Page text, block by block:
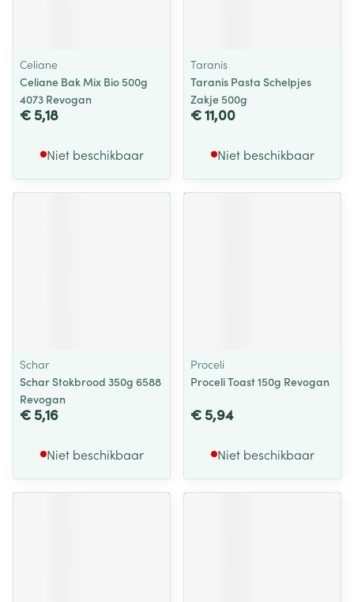
Celiane
Celiane Bak Mix Bio 500g
4073 Revogan
€ 5,18
Niet beschikbaar
Taranis
Taranis Pasta Schelpjes
Zakje 500g
€ 11,00
Niet beschikbaar
Schar
Schar Stokbrood 350g 6588
Revogan
€ 5,16
Niet beschikbaar
Proceli
Proceli Toast 150g Revogan
€ 5,94
Niet beschikbaar